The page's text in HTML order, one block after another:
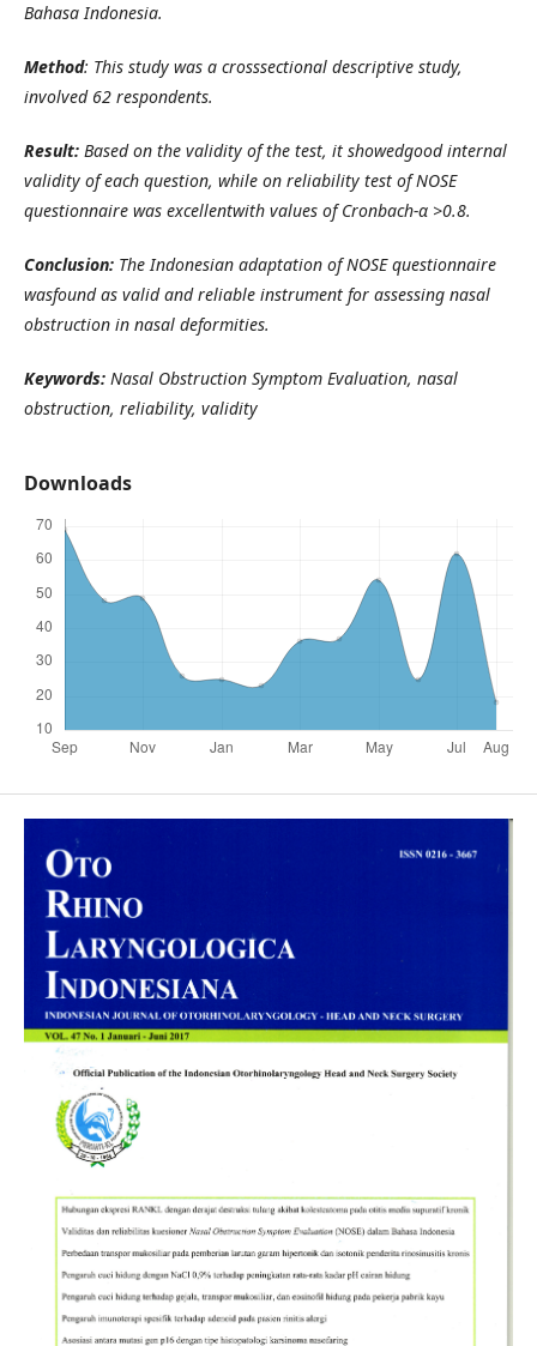
Bahasa Indonesia.
Method: This study was a crosssectional descriptive study,
involved 62 respondents.
Result: Based on the validity of the test, it showedgood internal
validity of each question, while on reliability test of NOSE
questionnaire was excellentwith values of Cronbach-α >0.8.
Conclusion: The Indonesian adaptation of NOSE questionnaire
wasfound as valid and reliable instrument for assessing nasal
obstruction in nasal deformities.
Keywords: Nasal Obstruction Symptom Evaluation, nasal
obstruction, reliability, validity
Downloads